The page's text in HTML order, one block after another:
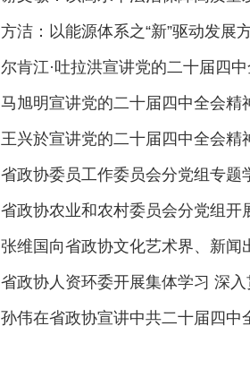
方洁：以能源体系之“新”驱动发展
尔肯江·吐拉洪宣讲党的二十届四
马旭明宣讲党的二十届四中全会精
王兴於宣讲党的二十届四中全会精
省政协委员工作委员会分党组专题学习贯彻
省政协农业和农村委员会分党组开展学
张维国向省政协文化艺术界、新闻出版界
省政协人资环委开展集体学习 深
孙伟在省政协宣讲中共二十届四中全会精